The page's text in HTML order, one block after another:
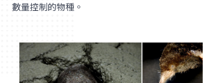
數量控制的物種。